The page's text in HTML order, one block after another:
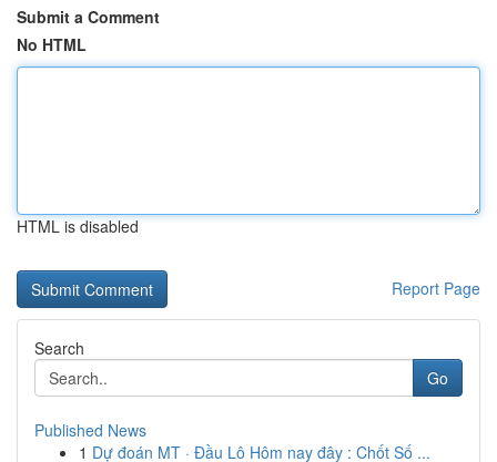
Submit a Comment
No HTML
HTML is disabled
Report Page
Search
Go
Published News
1 Dự đoán MT · Đầu Lô Hôm nay đây : Chốt Số ...